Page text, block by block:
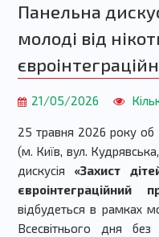
Панельна
молоді від
21/05/2026
25 травня 2026 року об
(м. Київ, вул.
дискусія «Захист
євроінтеграційний
відбудеться в рамках
Всесвітнього дня